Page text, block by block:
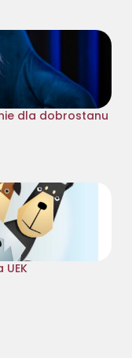
dla dobrostanu